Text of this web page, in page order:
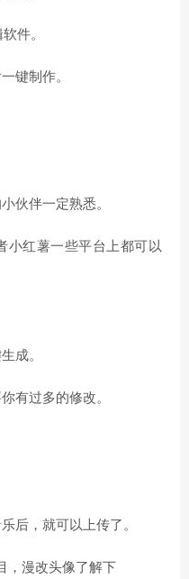
件。
键制作。
伙伴一定熟悉。
小红薯一些平台上都可以
成。
有过多的修改。
后，就可以上传了。